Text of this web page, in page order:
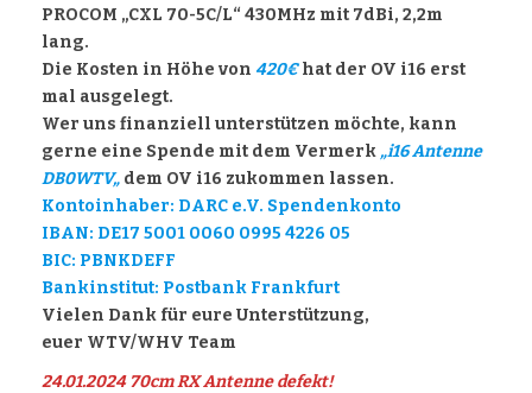
PROCOM „CXL 70-5C/L“ 430MHz mit 7dBi, 2,2m
lang.
Die Kosten in Höhe von 420€hat der OV i16 erst
mal ausgelegt.
Wer uns finanziell unterstützen möchte, kann
gerne eine Spende mit dem Vermerk „i16 Antenne
DB0WTV„ dem OV i16 zukommen lassen.
Kontoinhaber: DARC e.V. Spendenkonto
IBAN: DE17 5001 0060 0995 4226 05
BIC: PBNKDEFF
Bankinstitut: Postbank Frankfurt
Vielen Dank für eure Unterstützung,
euer WTV/WHV Team
24.01.2024 70cm RX Antenne defekt!